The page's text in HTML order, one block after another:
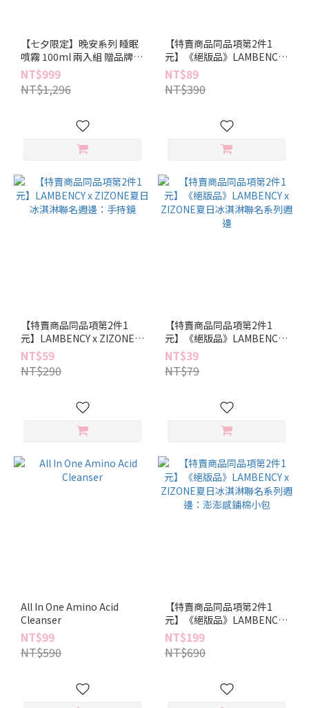
【七夕限定】晚安系列 睡眠
噴霧 100ml 兩入組 贈品牌提
袋一入
NT$999
NT$1,296
【特賣商品同品項第2件1
元】《絕版品》LAMBENCY
x ZIZONE夏日冰淇淋聯名系
列週邊：帆布包
NT$89
NT$390
【特賣商品同品項第2件1
元】LAMBENCY x ZIZONE夏
日冰淇淋聯名週邊：手持鏡
NT$59
NT$290
【特賣商品同品項第2件1
元】《絕版品》LAMBENCY
x ZIZONE夏日冰淇淋聯名系
列週邊
NT$39
NT$79
All In One Amino Acid
Cleanser
NT$99
NT$590
【特賣商品同品項第2件1
元】《絕版品》LAMBENCY
x ZIZONE夏日冰淇淋聯名系
列週邊：澎澎感鋪棉小包
NT$199
NT$690